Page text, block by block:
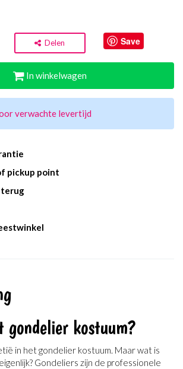
Delen Save
In winkelwagen
verwachte levertijd
pickup point
terug
gondelier kostuum?
in het gondelier kostuum. Maar wat is
Gondeliers zijn de professionele